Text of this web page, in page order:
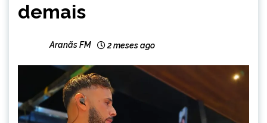
demais
Aranãs FM 2 meses ago